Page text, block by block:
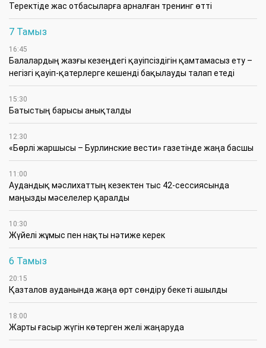
​Теректіде жас отбасыларға арналған тренинг өтті
7 Тамыз
16:45
Балалардың жазғы кезеңдегі қауіпсіздігін қамтамасыз ету –
негізгі қауіп-қатерлерге кешенді бақылауды талап етеді
15:30
Батыстың барысы анықталды
12:30
«Бөрлі жаршысы – Бурлинские вести» газетінде жаңа басшы
11:00
Аудандық мәслихаттың кезектен тыс 42-сессиясында
маңызды мәселелер қаралды
10:30
Жүйелі жұмыс пен нақты нәтиже керек
6 Тамыз
20:15
Қазталов ауданында жаңа өрт сөндіру бекеті ашылды
18:00
Жарты ғасыр жүгін көтерген желі жаңаруда